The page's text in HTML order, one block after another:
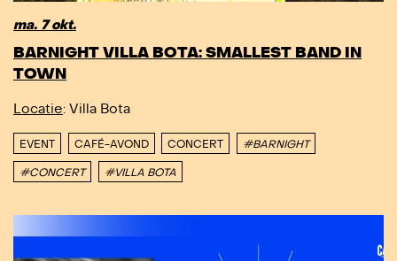
ma. 7 okt.
BARNIGHT VILLA BOTA: SMALLEST BAND IN
TOWN
Locatie: Villa Bota
EVENT CAFÉ-AVOND CONCERT #BARNIGHT
#CONCERT #VILLA BOTA